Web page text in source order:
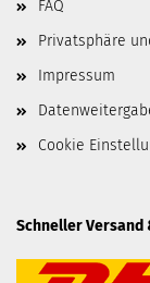
FAQ
Privatsphäre
Impressum
Cookie
Schneller Versand